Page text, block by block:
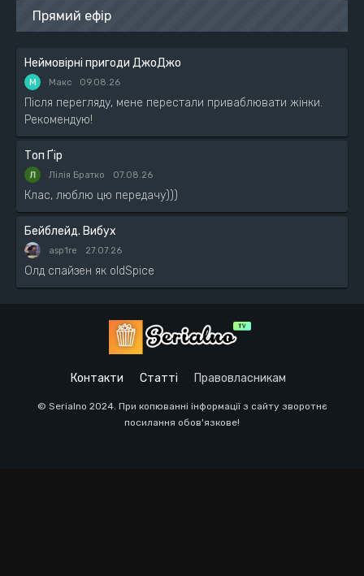
Прямий ефір
Неймовірні пригоди ДжоДжо
М Макс 09.08.26
Після перегляду, мене перестали приваблювати жінки.
Рекомендую!
Топ Ґір
Лілія Братко 07.08.26
Клас, люблю цю передачу)))
Бейблейд. Вибух
asp1re 27.07.26
Олд спайзен як oldSpice
Контакти Статті Правовласникам
© Serialno 2024. При копюванні інформації з сайту зворотнє
посилання обов'язкове!